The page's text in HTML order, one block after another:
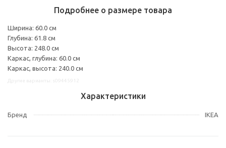
Подробнее о размере товара
Ширина: 60.0 см
Глубина: 61.8 см
Высота: 248.0 см
Каркас, глубина: 60.0 см
Каркас, высота: 240.0 см
Характеристики
Бренд IKEA